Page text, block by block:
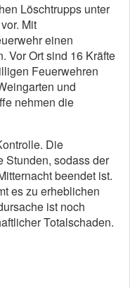
Löschtrupps unter
Mit
einen
Vor Ort sind 16 Kräfte
Feuerwehren
und
nehmen die
Die
Stunden, sodass der
beendet ist.
es zu erheblichen
ist noch
Totalschaden.